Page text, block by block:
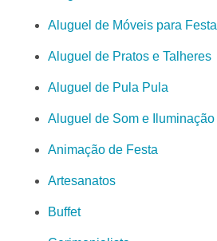
Aluguel de Móveis para Festa
Aluguel de Pratos e Talheres
Aluguel de Pula Pula
Aluguel de Som e Iluminação
Animação de Festa
Artesanatos
Buffet